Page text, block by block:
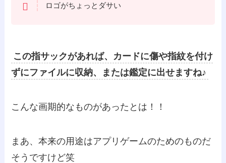
ロゴがちょっとダサい
この指サックがあれば、カードに傷や指紋を付け
ずにファイルに収納、または鑑定に出せますね♪
こんな画期的なものがあったとは！！
まあ、本来の用途はアプリゲームのためのものだ
そうですけど笑